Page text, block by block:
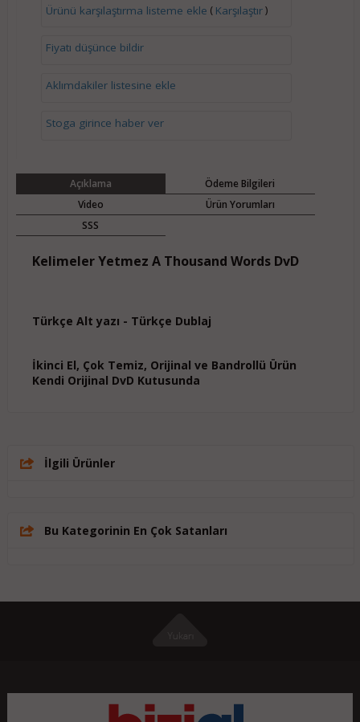
Ürünü karşılaştırma listeme ekle ( Karşılaştır)
Fiyatı düşünce bildir
Aklımdakiler listesine ekle
Stoga girince haber ver
Açıklama
Ödeme Bilgileri
Video
Ürün Yorumları
SSS
Kelimeler Yetmez A Thousand Words DvD
Türkçe Alt yazı - Türkçe Dublaj
İkinci El, Çok Temiz, Orijinal ve Bandrollü Ürün
Kendi Orijinal DvD Kutusunda
İlgili Ürünler
Bu Kategorinin En Çok Satanları